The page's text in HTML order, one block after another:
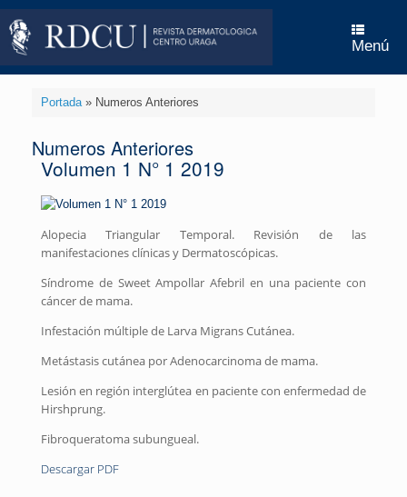
Menú
Portada» Numeros Anteriores
Numeros Anteriores
Volumen 1 N° 1 2019
Alopecia Triangular Temporal. Revisión de las
manifestaciones clínicas y Dermatoscópicas.
Síndrome de Sweet Ampollar Afebril en una paciente con
cáncer de mama.
Infestación múltiple de Larva Migrans Cutánea.
Metástasis cutánea por Adenocarcinoma de mama.
Lesión en región interglútea en paciente con enfermedad de
Hirshprung.
Fibroqueratoma subungueal.
Descargar PDF